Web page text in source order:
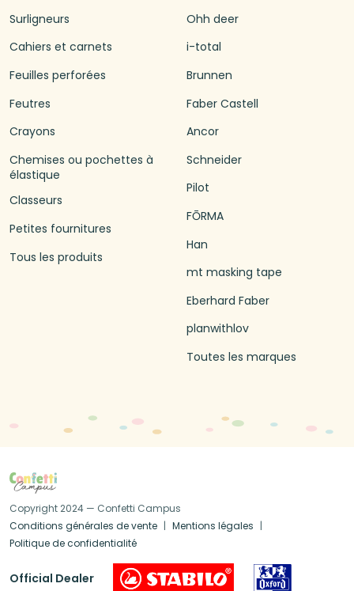
Surligneurs
Cahiers et carnets
Feuilles perforées
Feutres
Crayons
Chemises ou pochettes à
élastique
Classeurs
Petites fournitures
Tous les produits
Ohh deer
i-total
Brunnen
Faber Castell
Ancor
Schneider
Pilot
FŌRMA
Han
mt masking tape
Eberhard Faber
planwithlov
Toutes les marques
Copyright 2024 — Confetti Campus
Conditions générales de vente
Mentions légales
Politique de confidentialité
Official Dealer